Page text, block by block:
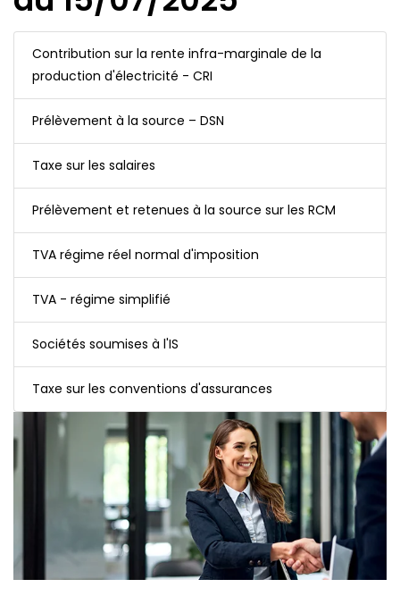
Contribution sur la rente infra-marginale de la
production d'électricité - CRI
Prélèvement à la source – DSN
Taxe sur les salaires
Prélèvement et retenues à la source sur les RCM
TVA régime réel normal d'imposition
TVA - régime simplifié
Sociétés soumises à l'IS
Taxe sur les conventions d'assurances